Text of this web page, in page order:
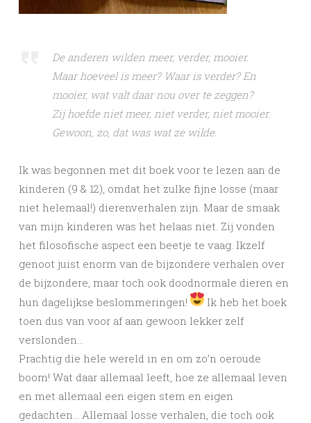
De anderen wilden meer, verder, mooier.
Maar hoeveel is meer? Waar is verder? En
mooier, wat valt daar nou over te zeggen?
Zij hoefde niet meer, niet verder, niet mooier.
Gewoon, zo, dat was wat ze wilde.
Ik was begonnen met dit boek voor te lezen aan de
kinderen (9 & 12), omdat het zulke fijne losse (maar
niet helemaal!) dierenverhalen zijn. Maar de smaak
van mijn kinderen was het helaas niet. Zij vonden
het filosofische aspect een beetje te vaag. Ikzelf
genoot juist enorm van de bijzondere verhalen over
de bijzondere, maar toch ook doodnormale dieren en
hun dagelijkse beslommeringen!
Ik heb het boek
toen dus van voor af aan gewoon lekker zelf
verslonden…
Prachtig die hele wereld in en om zo’n oeroude
boom! Wat daar allemaal leeft, hoe ze allemaal leven
en met allemaal een eigen stem en eigen
gedachten… Allemaal losse verhalen, die toch ook